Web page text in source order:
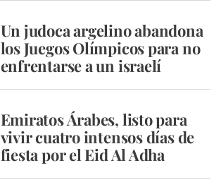
Un judoca argelino abandona
los Juegos Olímpicos para no
enfrentarse a un israelí
Emiratos Árabes, listo para
vivir cuatro intensos días de
fiesta por el Eid Al Adha